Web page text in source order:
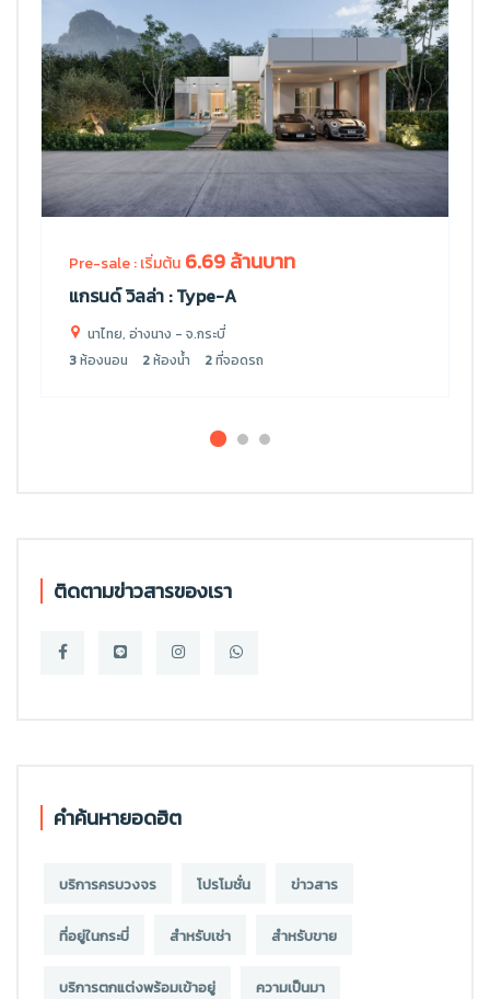
Pre-sale : เริ่มต้น 6.69 ล้านบาท
แกรนด์ วิลล่า : Type-A
นาไทย, อ่างนาง - จ.กระบี่
3ห้องนอน 2ห้องน้ำ 2ที่จอดรถ
ติดตามข่าวสารของเรา
คำค้นหายอดฮิต
บริการครบวงจร โปรโมชั่น ข่าวสาร
ที่อยู่ในกระบี่ สำหรับเช่า สำหรับขาย
บริการตกแต่งพร้อมเข้าอยู่ ความเป็นมา